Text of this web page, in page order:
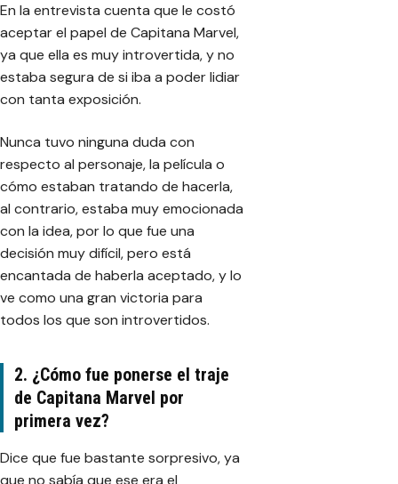
En la entrevista cuenta que le costó
aceptar el papel de Capitana Marvel,
ya que ella es muy introvertida, y no
estaba segura de si iba a poder lidiar
con tanta exposición.
Nunca tuvo ninguna duda con
respecto al personaje, la película o
cómo estaban tratando de hacerla,
al contrario, estaba muy emocionada
con la idea, por lo que fue una
decisión muy difícil, pero está
encantada de haberla aceptado, y lo
ve como una gran victoria para
todos los que son introvertidos.
2. ¿Cómo fue ponerse el traje
de Capitana Marvel por
primera vez?
Dice que fue bastante sorpresivo, ya
que no sabía que ese era el